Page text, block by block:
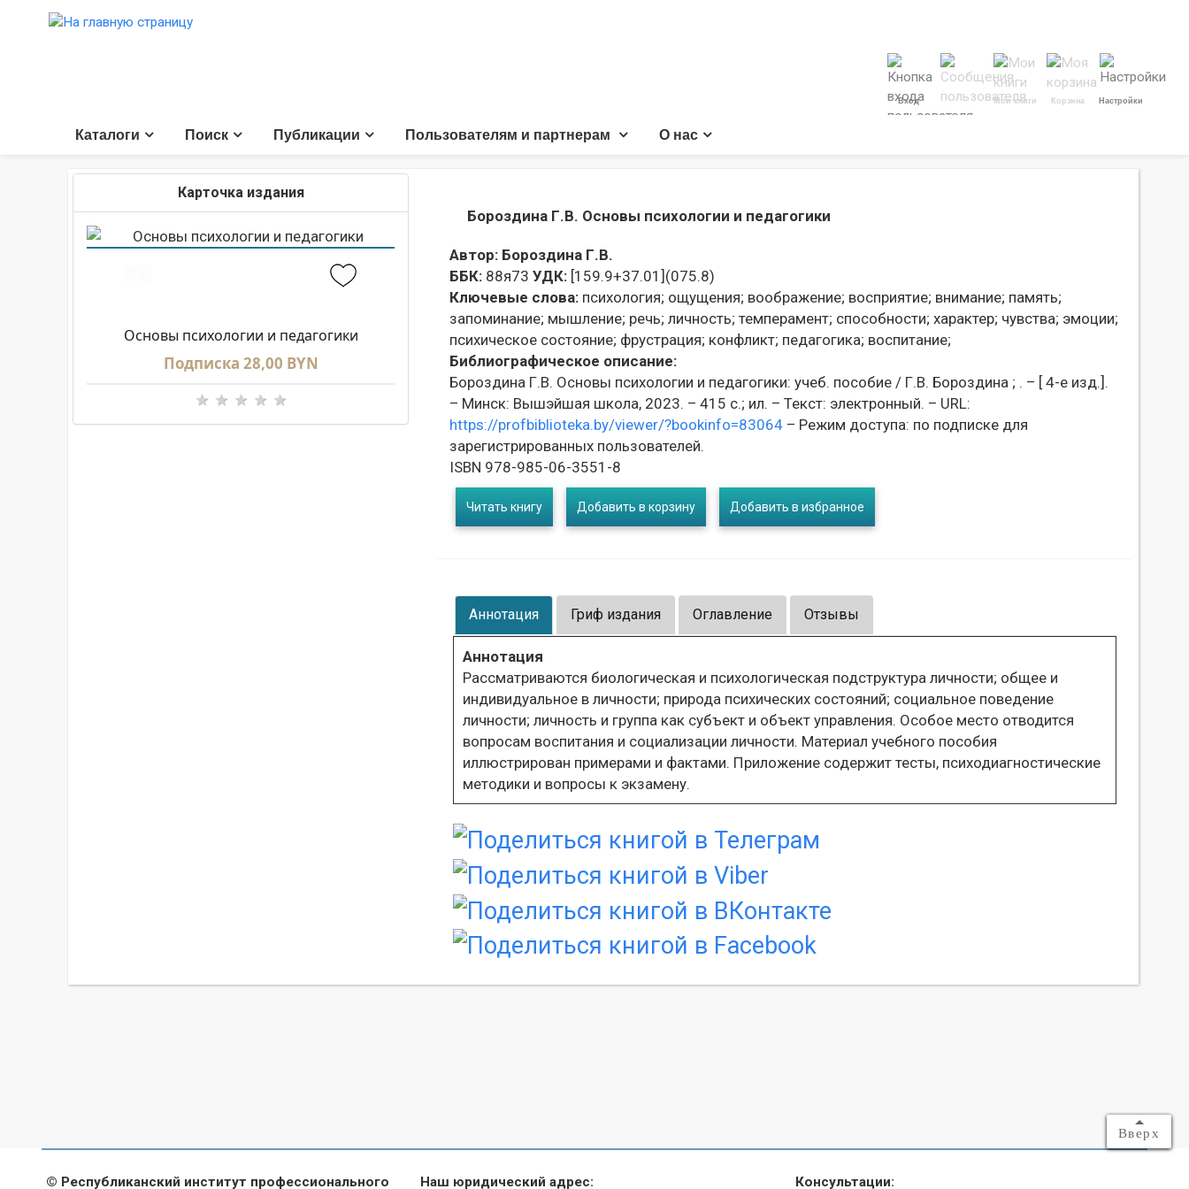
Вход Мои книги Корзина Настройки
Каталоги Поиск Публикации Пользователям и партнерам О нас
Карточка издания
Основы психологии и педагогики
Подписка 28,00 BYN
Бороздина Г.В. Основы психологии и педагогики
Автор: Бороздина Г.В.
ББК: 88я73 УДК: [159.9+37.01](075.8)
Ключевые слова: психология; ощущения; воображение; восприятие; внимание; память;
запоминание; мышление; речь; личность; темперамент; способности; характер; чувства; эмоции;
психическое состояние; фрустрация; конфликт; педагогика; воспитание;
Библиографическое описание:
Бороздина Г.В. Основы психологии и педагогики: учеб. пособие / Г.В. Бороздина ; . – [ 4-е изд.].
– Минск: Вышэйшая школа, 2023. – 415 с.; ил. – Текст: электронный. – URL:
https://profbiblioteka.by/viewer/?bookinfo=83064 – Режим доступа: по подписке для
зарегистрированных пользователей.
ISBN 978-985-06-3551-8
Читать книгу Добавить в корзину Добавить в избранное
Аннотация Гриф издания Оглавление Отзывы
Аннотация
Рассматриваются биологическая и психологическая подструктура личности; общее и
индивидуальное в личности; природа психических состояний; социальное поведение
личности; личность и группа как субъект и объект управления. Особое место отводится
вопросам воспитания и социализации личности. Материал учебного пособия
иллюстрирован примерами и фактами. Приложение содержит тесты, психодиагностические
методики и вопросы к экзамену.
Вверх
© Республиканский институт профессионального Наш юридический адрес: Консультации: